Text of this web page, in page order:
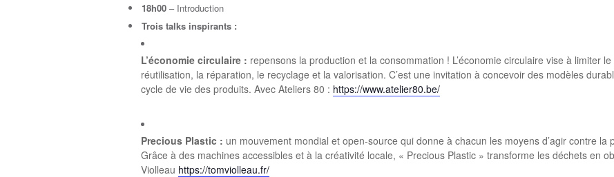
18h00 – Introduction
Trois talks inspirants :
L’économie circulaire : repensons la production et la consommation ! L’économie circulaire vise à limiter
réutilisation, la réparation, le recyclage et la valorisation. C’est une invitation à concevoir des modèles
cycle de vie des produits. Avec Ateliers 80 : https://www.atelier80.be/
Precious Plastic : un mouvement mondial et open-source qui donne à chacun les moyens d’agir contre
Grâce à des machines accessibles et à la créativité locale, « Precious Plastic » transforme les déchets en
Violleau https://tomviolleau.fr/